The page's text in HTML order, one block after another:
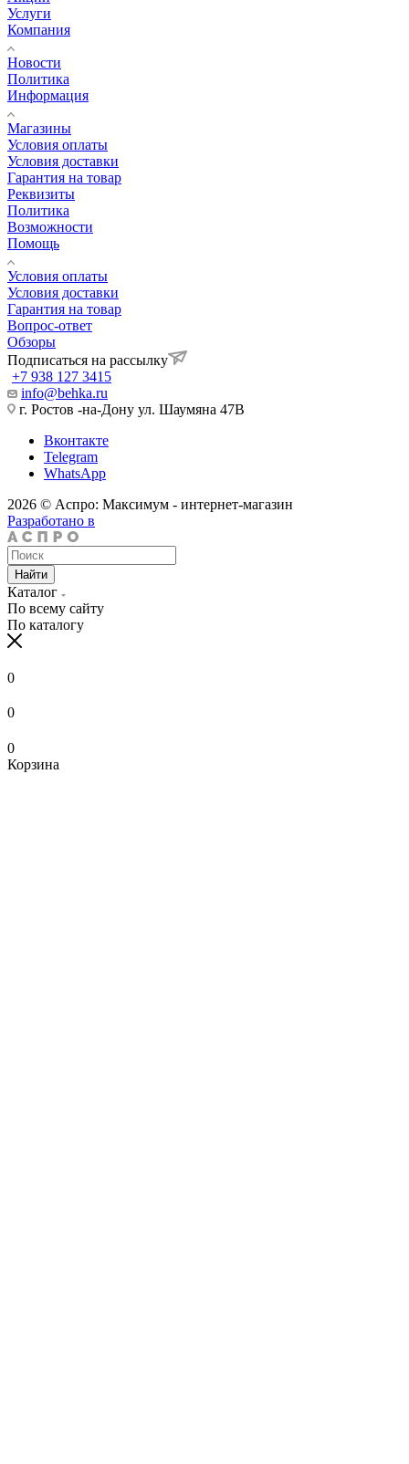
Услуги
Компания
Новости
Политика
Информация
Магазины
Условия оплаты
Условия доставки
Гарантия на товар
Реквизиты
Политика
Возможности
Помощь
Условия оплаты
Условия доставки
Гарантия на товар
Вопрос-ответ
Обзоры
Подписаться на рассылку
+7 938 127 3415
info@behka.ru
г. Ростов -на-Дону ул. Шаумяна 47В
Вконтакте
Telegram
WhatsApp
2026 © Аспро: Максимум - интернет-магазин
Разработано в
Найти
Каталог
По всему сайту
По каталогу
0
0
0
Корзина